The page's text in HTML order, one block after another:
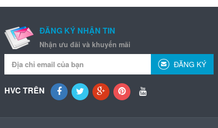
ĐĂNG KÝ NHẬN TIN
Nhận ưu đãi và khuyến mãi
ĐĂNG KÝ
HVC TRÊN